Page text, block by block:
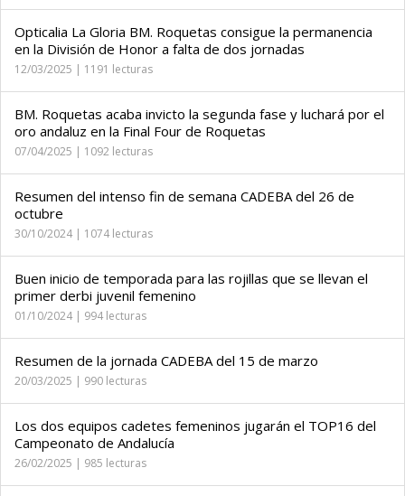
Opticalia La Gloria BM. Roquetas consigue la permanencia
en la División de Honor a falta de dos jornadas
12/03/2025 | 1191 lecturas
BM. Roquetas acaba invicto la segunda fase y luchará por el
oro andaluz en la Final Four de Roquetas
07/04/2025 | 1092 lecturas
Resumen del intenso fin de semana CADEBA del 26 de
octubre
30/10/2024 | 1074 lecturas
Buen inicio de temporada para las rojillas que se llevan el
primer derbi juvenil femenino
01/10/2024 | 994 lecturas
Resumen de la jornada CADEBA del 15 de marzo
20/03/2025 | 990 lecturas
Los dos equipos cadetes femeninos jugarán el TOP16 del
Campeonato de Andalucía
26/02/2025 | 985 lecturas